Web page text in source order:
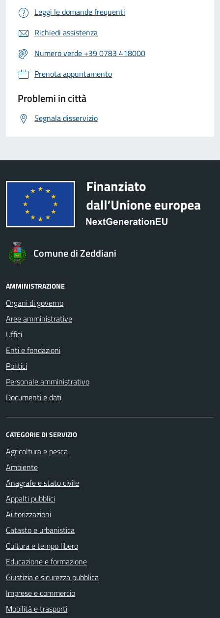
Leggi le domande frequenti
Richiedi assistenza
Numero verde +39 0783 418000
Prenota appuntamento
Problemi in città
Segnala disservizio
Comune di Zeddiani
AMMINISTRAZIONE
Organi di governo
Aree amministrative
Uffici
Enti e fondazioni
Politici
Personale amministrativo
Documenti e dati
CATEGORIE DI SERVIZIO
Agricoltura e pesca
Ambiente
Anagrafe e stato civile
Appalti pubblici
Autorizzazioni
Catasto e urbanistica
Cultura e tempo libero
Educazione e formazione
Giustizia e sicurezza pubblica
Imprese e commercio
Mobilità e trasporti